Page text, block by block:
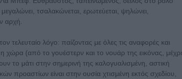
τσαλακώνεται, ερωτεύεται, ψηλώνει,
αρχή.
τελευταίο λόγο: παίζοντας με όλες τις αναφορές και
χώρα (από το γουέστερν και το νουάρ της εικόνας, μέχρι
το μάτι στην σημερινή της καλογυαλισμένη, αστική
προαστίων είναι στην ουσία χτισμένη εκτός σχεδίου,